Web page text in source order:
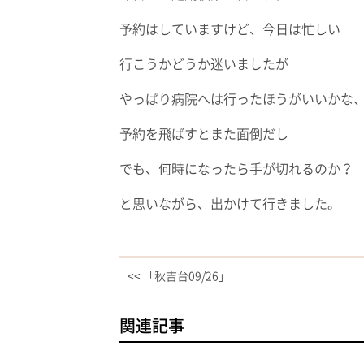
予約はしていますけど、今日は忙しい
行こうかどうか迷いましたが
やっぱり病院へは行ったほうがいいかな
予約を飛ばすとまた面倒だし
でも、何時になったら手が切れるのか？
と思いながら、出かけて行きました。
<< 「秋吉台09/26」
関連記事